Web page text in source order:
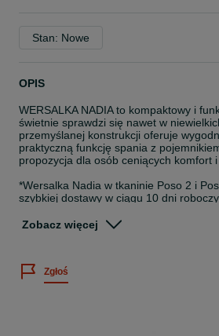
Stan: Nowe
OPIS
WERSALKA NADIA to kompaktowy i
świetnie sprawdzi się nawet w
przemyślanej konstrukcji oferuje
praktyczną funkcję spania z
propozycja dla osób ceniących komfort
*Wersalka Nadia w tkaninie Poso 2 i
szybkiej dostawy w ciągu 10 dni
Zamówienie należy złożyć na naszej
Wersalka Nadia występuje w 12
- Poso 1 - musztardowy
Zobacz więcej
Zgłoś